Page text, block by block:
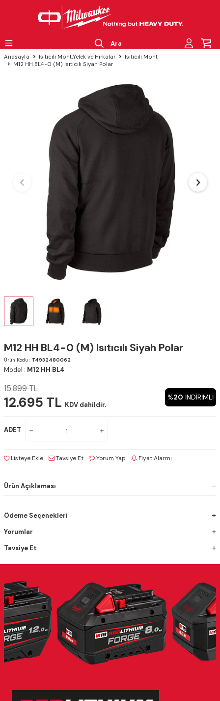
Ara
Anasayfa Isıtıcılı Mont,Yelek ve Hırkalar
Isıtıcılı Mont
M12 HH BL4-0 (M) Isıtıcılı Siyah Polar
M12 HH BL4-0 (M) Isıtıcılı Siyah Polar
Ürün Kodu : T4932480062
Model : M12 HH BL4
15.899TL
12.695 TL KDV dahildir.
%20 INDIRIMLI
ADET
Listeye Ekle Tavsiye Et Yorum Yap Fiyat Alarmı
Ürün Açıklaması
Ödeme Seçenekleri
Yorumlar
Tavsiye Et